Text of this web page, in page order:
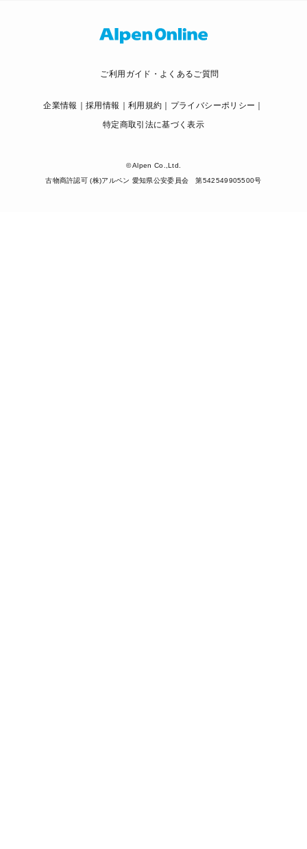
ご利用ガイド・よくあるご質問
企業情報 採用情報 利用規約
プライバシーポリシー
特定商取引法に基づく表示
© Alpen Co.,Ltd.
古物商許認可 (株)アルペン 愛知県公安委員会 第542549905500号